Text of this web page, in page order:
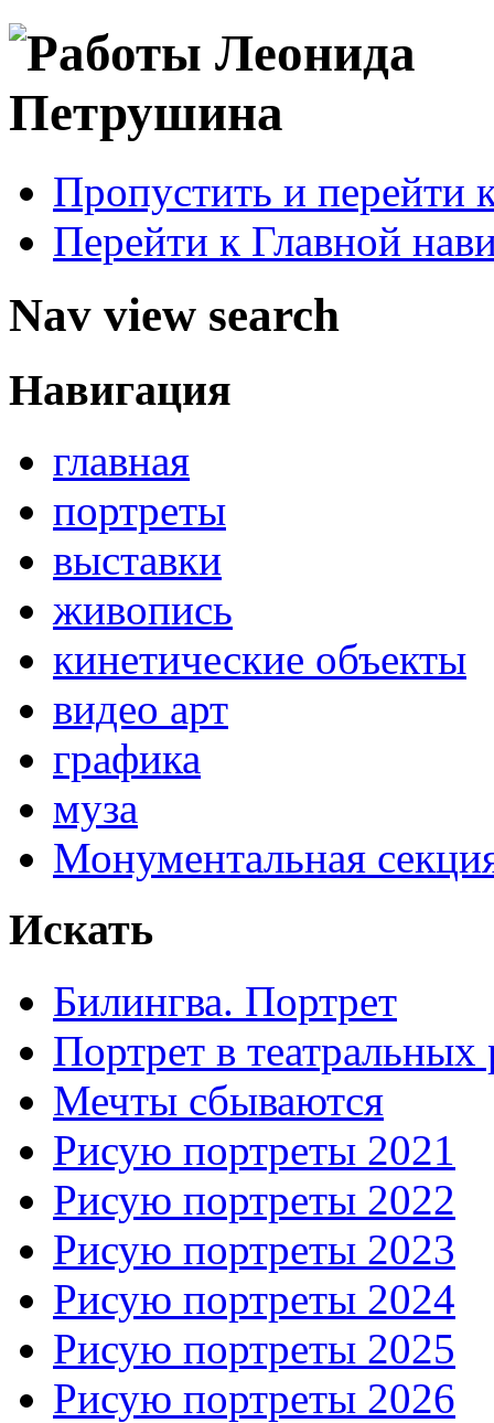
Пропустить и перейти
Перейти к Главной
Nav view search
Навигация
главная
портреты
выставки
живопись
кинетические объекты
видео арт
графика
муза
Монументальная
Искать
Билингва. Портрет
Портрет в театральных
Мечты сбываются
Рисую портреты 2021
Рисую портреты 2022
Рисую портреты 2023
Рисую портреты 2024
Рисую портреты 2025
Рисую портреты 2026